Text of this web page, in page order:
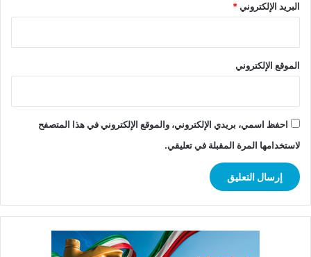
البريد الإلكتروني*
الموقع الإلكتروني
احفظ اسمي، بريدي الإلكتروني، والموقع الإلكتروني في هذا المتصفح
لاستخدامها المرة المقبلة في تعليقي.